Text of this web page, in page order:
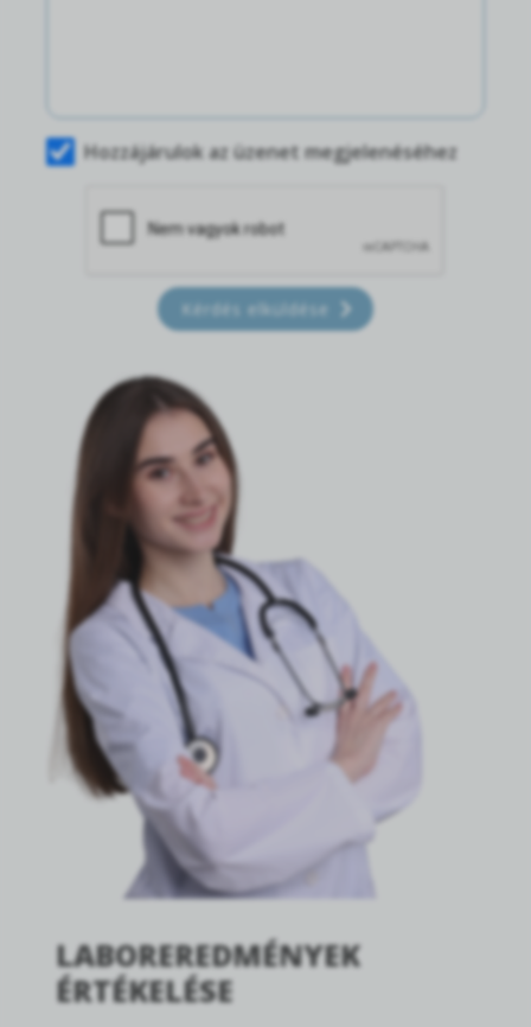
Hozzájárulok az üzenet megjelenéséhez
Kérdés elküldése
LABOREREDMÉNYEK
ÉRTÉKELÉSE